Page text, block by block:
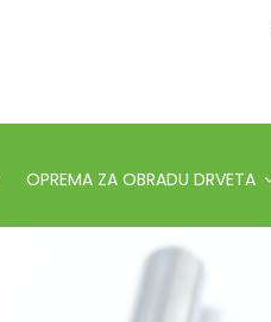
OPREMA ZA OBRADU DRVETA